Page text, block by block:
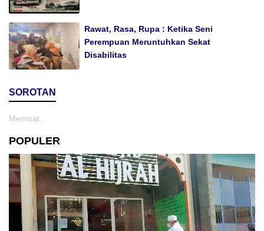
Rawat, Rasa, Rupa : Ketika Seni
Perempuan Meruntuhkan Sekat
Disabilitas
SOROTAN
Memuat...
POPULER